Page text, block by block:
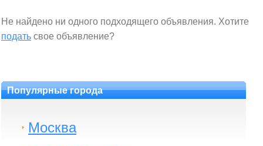
Не найдено ни одного подходящего объявления. Хотите
подать свое объявление?
Популярные города
Москва